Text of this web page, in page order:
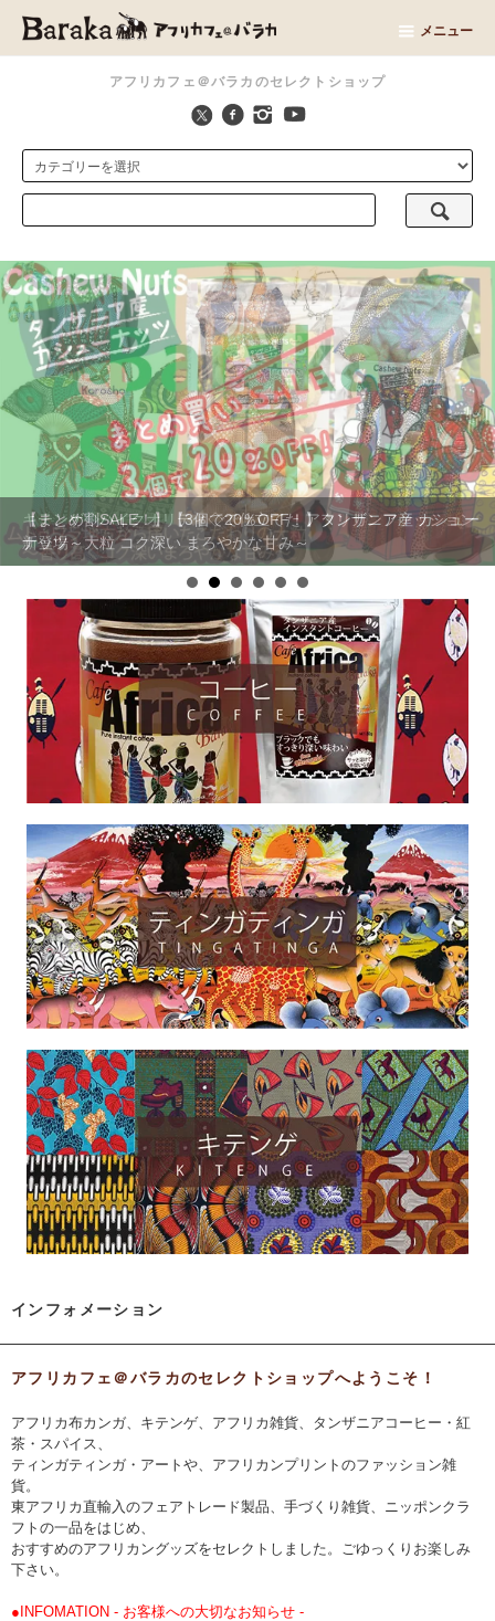
アフリカフェ＠バラカのセレクトショップ
メニュー
キテンゲ◇ハイクオリティ◇で仕立てた アフリカンファッション
新登場
【まとめ割SALE！】【3個で20％OFF！】タンザニア産 カシュー
ナッツ～大粒 コク深い まろやかな甘み～
インフォメーション
アフリカフェ＠バラカのセレクトショップへようこそ！
アフリカ布カンガ、キテンゲ、アフリカ雑貨、タンザニアコーヒー・紅
茶・スパイス、
ティンガティンガ・アートや、アフリカンプリントのファッション雑
貨。
東アフリカ直輸入のフェアトレード製品、手づくり雑貨、ニッポンクラ
フトの一品をはじめ、
おすすめのアフリカングッズをセレクトしました。ごゆっくりお楽しみ
下さい。
●INFOMATION - お客様への大切なお知らせ -